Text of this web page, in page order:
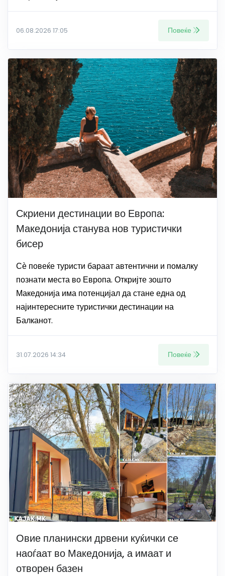
06.08.2026 17:05 Повеќе
Скриени дестинации во Европа:
Македонија станува нов туристички
бисер
Сѐ повеќе туристи бараат автентични и помалку
познати места во Европа. Откријте зошто
Македонија има потенцијал да стане една од
најинтересните туристички дестинации на
Балканот.
31.07.2026 14:34 Повеќе
Овие планински дрвени куќички се
наоѓаат во Македонија, а имаат и
отворен базен